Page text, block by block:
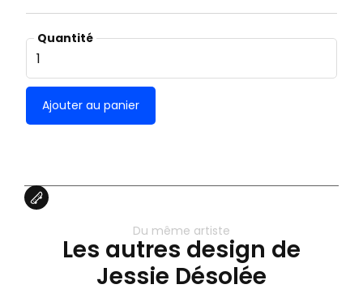
Quantité
Du même artiste
Les autres design de
Jessie Désolée